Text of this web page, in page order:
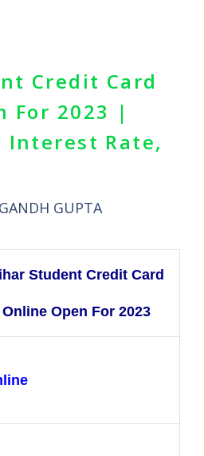
Credit Card
For 2023 |
Interest Rate,
GUPTA
Student Credit Card
Online Open For 2023